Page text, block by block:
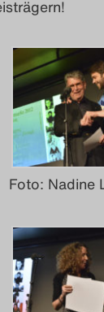
Foto: Nadine